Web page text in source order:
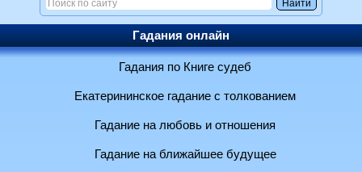
Гадания онлайн
Гадания по Книге судеб
Екатерининское гадание с толкованием
Гадание на любовь и отношения
Гадание на ближайшее будущее